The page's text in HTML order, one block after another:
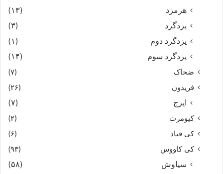
هرمزد
(۱۳)
یزدگرد
(۳)
یزدگرد دوم
(۱)
یزدگرد سوم
(۱۴)
ضحاک
(۷)
فریدون
(۲۶)
ایرج
(۷)
کیومرث
(۲)
کی قباد
(۶)
کی کاووس
(۹۳)
سیاوش
(۵۸)